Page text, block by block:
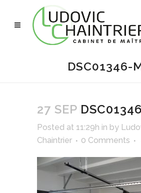
DSC01346-
27 SEP
Posted at 11:29h in by
Chaintrier
0 Comments